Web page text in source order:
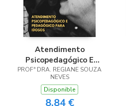
Atendimento
Psicopedagógico E
Pedagógico Para
Idosos
PROFª DRA. REGIANE SOUZA
NEVES
Disponible
8,84 €